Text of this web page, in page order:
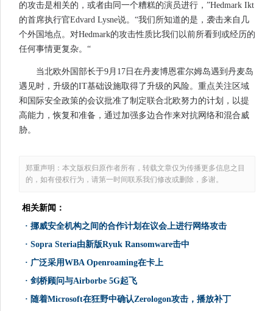
的攻击是相关的，或者由同一个糟糕的演员进行，”Hedmark Ikt
的首席执行官Edvard Lysne说。“我们所知道的是，袭击来自几
个外国地点。对Hedmark的攻击性质比我们以前所看到或经历的
任何事情更复杂。“
当北欧外国部长于9月17日在丹麦博恩霍尔姆岛遇到丹麦岛
遇见时，升级的IT基础设施取得了升级的风险。重点关注区域
和国际安全政策的会议批准了制定联合北欧努力的计划，以提
高能力，恢复和准备，通过加强多边合作来对抗网络和混合威
胁。
郑重声明：本文版权归原作者所有，转载文章仅为传播更多信息之目
的，如有侵权行为，请第一时间联系我们修改或删除，多谢。
相关新闻：
· 挪威安全机构之间的合作计划在议会上进行网络攻击
· Sopra Steria由新版Ryuk Ransomware击中
· 广泛采用WBA Openroaming在卡上
· 剑桥顾问与Airborbe 5G起飞
· 随着Microsoft在狂野中确认Zerologon攻击，播放补丁